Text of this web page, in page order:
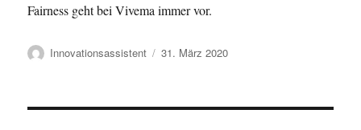
Fairness geht bei Vivema immer vor.
Autor
Innovationsassistent
Veröffentlicht
31. März 2020